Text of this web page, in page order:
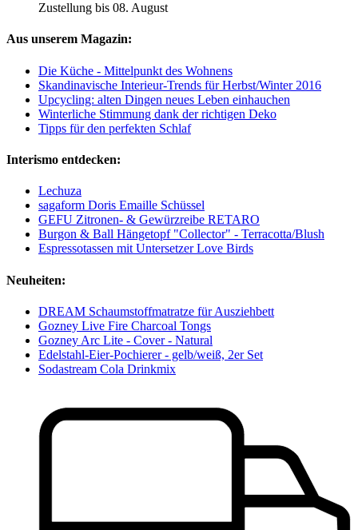
Zustellung bis 08. August
Aus unserem Magazin:
Die Küche - Mittelpunkt des Wohnens
Skandinavische Interieur-Trends für Herbst/Winter 2016
Upcycling: alten Dingen neues Leben einhauchen
Winterliche Stimmung dank der richtigen Deko
Tipps für den perfekten Schlaf
Interismo entdecken:
Lechuza
sagaform Doris Emaille Schüssel
GEFU Zitronen- & Gewürzreibe RETARO
Burgon & Ball Hängetopf "Collector" - Terracotta/Blush
Espressotassen mit Untersetzer Love Birds
Neuheiten:
DREAM Schaumstoffmatratze für Ausziehbett
Gozney Live Fire Charcoal Tongs
Gozney Arc Lite - Cover - Natural
Edelstahl-Eier-Pochierer - gelb/weiß, 2er Set
Sodastream Cola Drinkmix